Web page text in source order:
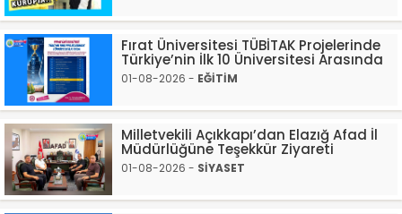
Fırat Üniversitesi TÜBİTAK Projelerinde
Türkiye’nin İlk 10 Üniversitesi Arasında
01-08-2026 - EĞİTİM
Milletvekili Açıkkapı’dan Elazığ Afad İl
Müdürlüğüne Teşekkür Ziyareti
01-08-2026 - SİYASET